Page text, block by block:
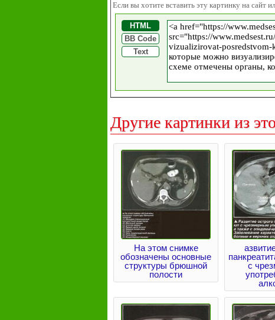
Если вы хотите вставить эту картинку на сайт
HTML
BB Code
Text
Другие картинки из
На этом снимке
обозначены основные
структуры брюшной
полости
с